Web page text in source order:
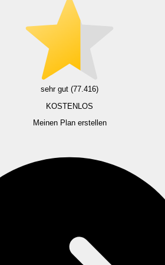
sehr gut (77.416)
KOSTENLOS
Meinen Plan erstellen